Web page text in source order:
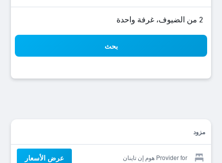
2 من الضيوف، غرفة واحدة
بحث
مزود
Provider for هوم إن تاينان عرض الأسعار